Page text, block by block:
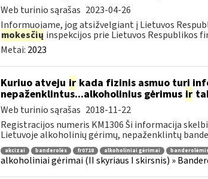
Web turinio sąrašas 2023-04-26
Informuojame, jog atsižvelgiant į Lietuvos
mokesčių inspekcijos prie Lietuvos Respublikos
Metai: 2023
Kuriuo atveju irkada fizinis asmuo turi
nepaženklintus...alkoholinius gėrimus ir
Web turinio sąrašas 2018-11-22
Registracijos numeris KM1306 Ši informacija
Lietuvoje alkoholinių gėrimų, nepaženklintų
akcizai banderolės fr0718 alkoholiniai gėrimai
alkoholiniai gėrimai (II skyriaus I skirsnis) »